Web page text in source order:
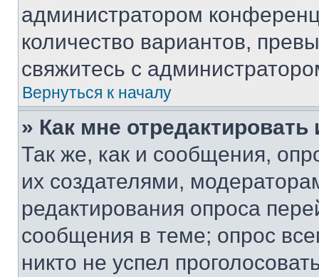
администратором
количество вариантов,
свяжитесь с
Вернуться к началу
» Как мне
Так же, как и сообщения,
их создателями,
редактирования опроса
сообщения в теме; опрос
никто не успел